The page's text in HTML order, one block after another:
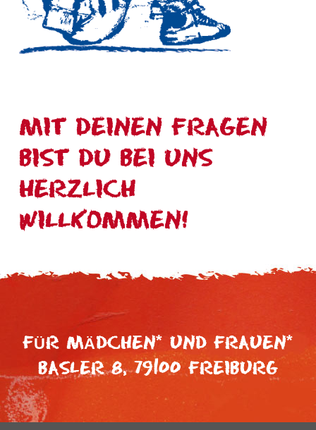
MIT DEINEN FRAGEN
BIST DU BEI UNS
HERZLICH
WILLKOMMEN!
FÜR MÄDCHEN* UND FRAUEN*
BASLER 8, 79100 FREIBURG